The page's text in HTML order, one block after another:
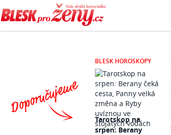
LOGO BLESK
BLESK HOROSKOPY
Tarotskop na
srpen: Berany